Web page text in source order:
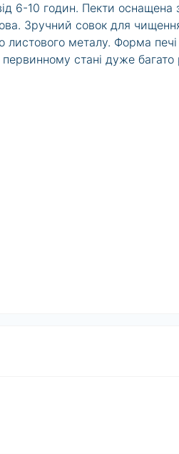
6-10 годин. Пекти
Зручний совок для
листового металу. Форма
стані дуже багато